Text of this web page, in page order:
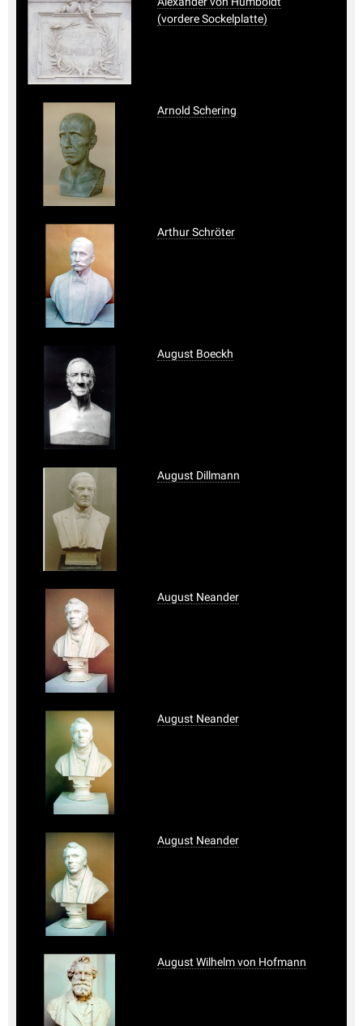
(vordere Sockelplatte)
Arnold Schering
Arthur Schröter
August Boeckh
August Dillmann
August Neander
August Neander
August Neander
August Wilhelm von Hofmann